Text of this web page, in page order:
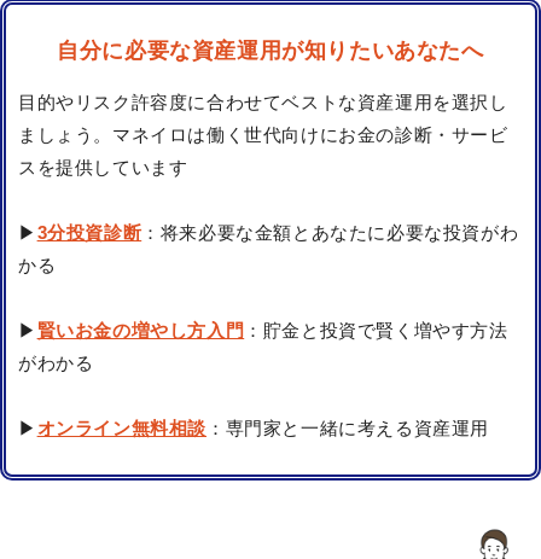
自分に必要な資産運用が知りたいあなたへ
目的やリスク許容度に合わせてベストな資産運用を選択し
ましょう。マネイロは働く世代向けにお金の診断・サービ
スを提供しています
▶ 3分投資診断：将来必要な金額とあなたに必要な投資がわ
かる
▶ 賢いお金の増やし方入門 ：貯金と投資で賢く増やす方法
がわかる
▶ オンライン無料相談 ：専門家と一緒に考える資産運用